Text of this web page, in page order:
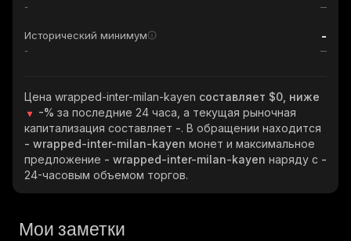
-
Исторический минимум -
-
Цена wrapped-inter-milan-kayen составляет $0, ниже
-% за последние 24 часа, а текущая рыночная
капитализация составляет -. В обращении находится
- wrapped-inter-milan-kayen монет и максимальное
предложение - wrapped-inter-milan-kayen наряду с -
24-часовым объемом торгов.
Мои заметки